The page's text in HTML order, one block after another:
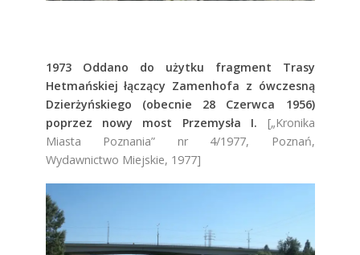
1973 Oddano do użytku fragment Trasy
Hetmańskiej łączący Zamenhofa z ówczesną
Dzierżyńskiego (obecnie 28 Czerwca 1956)
poprzez nowy most Przemysła I. [„Kronika
Miasta Poznania” nr 4/1977, Poznań,
Wydawnictwo Miejskie, 1977]